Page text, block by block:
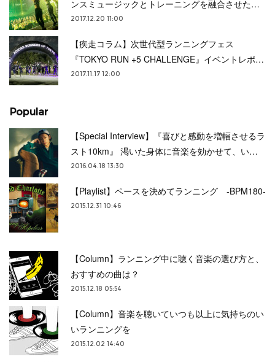
ンスミュージックとトレーニングを融合させた…
2017.12.20 11:00
【疾走コラム】次世代型ランニングフェス
『TOKYO RUN +5 CHALLENGE』イベントレポ…
2017.11.17 12:00
Popular
【Special Interview】『喜びと感動を増幅させるラ
スト10km』 渇いた身体に音楽を効かせて、い…
2016.04.18 13:30
【Playlist】ペースを決めてランニング -BPM180-
2015.12.31 10:46
【Column】ランニング中に聴く音楽の選び方と、
おすすめの曲は？
2015.12.18 05:54
【Column】音楽を聴いていつも以上に気持ちのい
いランニングを
2015.12.02 14:40